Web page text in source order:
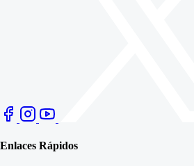
Enlaces Rápidos